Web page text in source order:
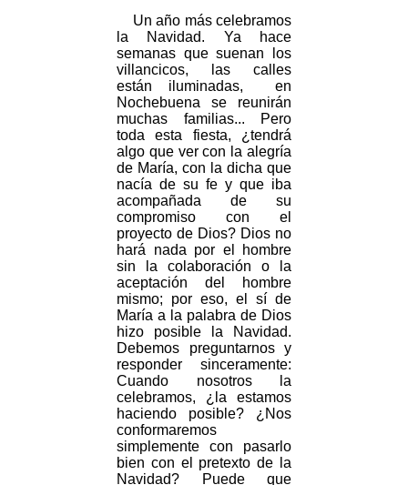
Un año más celebramos
la Navidad. Ya hace
semanas que suenan los
villancicos, las calles
están iluminadas, en
Nochebuena se reunirán
muchas familias... Pero
toda esta fiesta, ¿tendrá
algo que ver con la alegría
de María, con la dicha que
nacía de su fe y que iba
acompañada de su
compromiso con el
proyecto de Dios? Dios no
hará nada por el hombre
sin la colaboración o la
aceptación del hombre
mismo; por eso, el sí de
María a la palabra de Dios
hizo posible la Navidad.
Debemos preguntarnos y
responder sinceramente:
Cuando nosotros la
celebramos, ¿la estamos
haciendo posible? ¿Nos
conformaremos
simplemente con pasarlo
bien con el pretexto de la
Navidad? Puede que